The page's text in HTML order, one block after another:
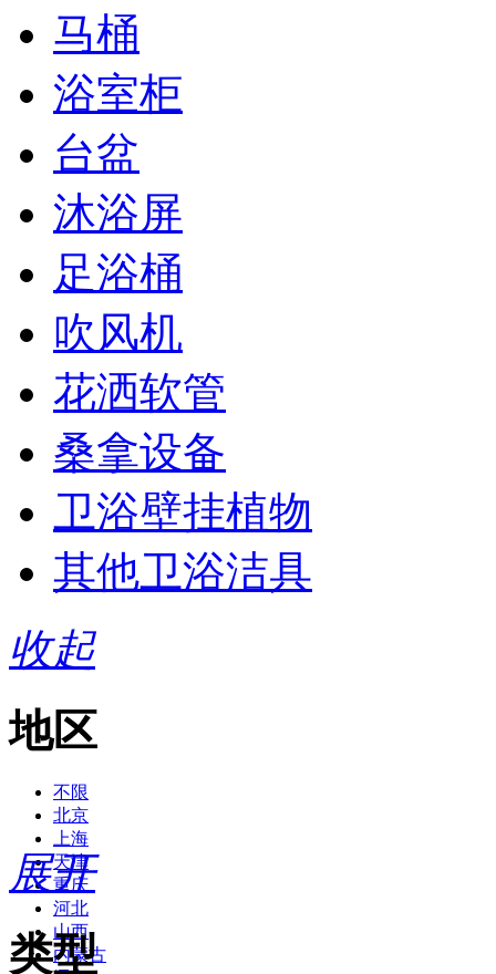
马桶
浴室柜
台盆
沐浴屏
足浴桶
吹风机
花洒软管
桑拿设备
卫浴壁挂植物
其他卫浴洁具
收起
地区
不限
北京
上海
天津
重庆
河北
山西
内蒙古
展开
类型